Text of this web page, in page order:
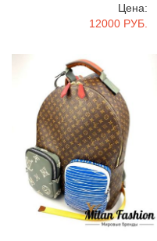
Цена:
12000 РУБ.